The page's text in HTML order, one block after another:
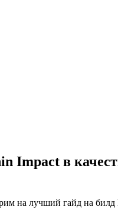
Impact в
на лучший гайд на билд